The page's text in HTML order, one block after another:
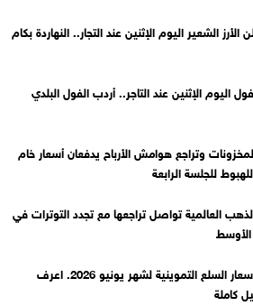
الشعير اليوم الإثنين عند التجار.. النهاردة بكام
اليوم الإثنين عند التاجر.. أردب الفول البلدي
وتراجع هوامش الأرباح يدفعان أسعار خام
للجلسة الرابعة
العالمية تواصل تراجعها مع تجدد التوترات في
قائمة أسعار السلع التموينية لشهر يونيو 2026. اعرف
كاملة